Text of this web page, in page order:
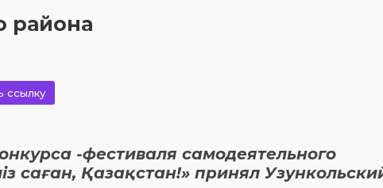
района
ссылку
-фестиваля самодеятельного
саған, Қазақстан!» принял